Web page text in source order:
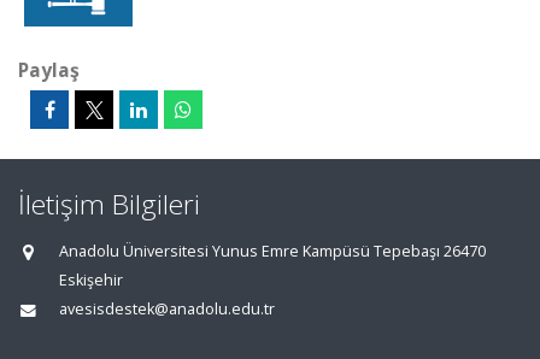
Paylaş
İletişim Bilgileri
Anadolu Üniversitesi Yunus Emre Kampüsü Tepebaşı 26470
Eskişehir
avesisdestek@anadolu.edu.tr